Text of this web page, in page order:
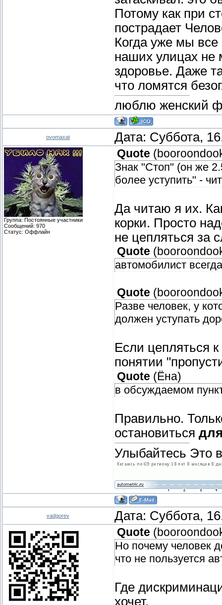
Потому как при
пострадает
Когда уже мы
наших улицах не
здоровье. Даже
что ломятся
люблю женский
ovomaxat Дата: Суббота,
Группа: Постоянные участники
Сообщений: 970
Статус: Оффлайн
Quote (
Знак "Стоп" (он же
более уступить" -
Да читаю я их.
корки. Просто
не цепляться за
Quote (
автомобилист
Quote (
Разве человек, у
должен уступать
Если цепляться
понятии
Quote (Ёна)
в обсуждаемом
Правильно.
остановиться
Улыбайтесь Это
vadgorev Дата: Суббота,
Quote (
Но почему человек
что не пользуется
Где
хочет.